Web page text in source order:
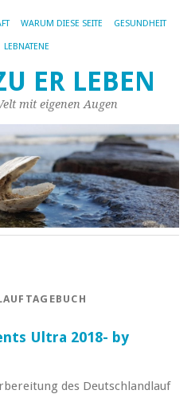
WARUM DIESE SEITE GESUNDHEIT
LEBNATENE
ER LEBEN
mit eigenen Augen
Ultra 2018- by
des Deutschlandlauf